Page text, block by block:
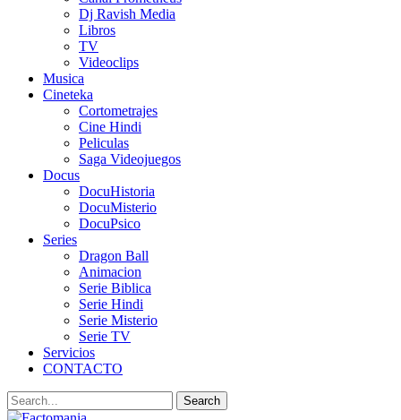
Dj Ravish Media
Libros
TV
Videoclips
Musica
Cineteka
Cortometrajes
Cine Hindi
Peliculas
Saga Videojuegos
Docus
DocuHistoria
DocuMisterio
DocuPsico
Series
Dragon Ball
Animacion
Serie Biblica
Serie Hindi
Serie Misterio
Serie TV
Servicios
CONTACTO